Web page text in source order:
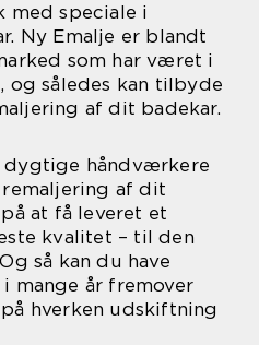
med speciale i
Ny Emalje er blandt
som har været i
således kan tilbyde
af dit badekar.
håndværkere
af dit
at få leveret et
kvalitet – til den
så kan du have
mange år fremover
hverken udskiftning